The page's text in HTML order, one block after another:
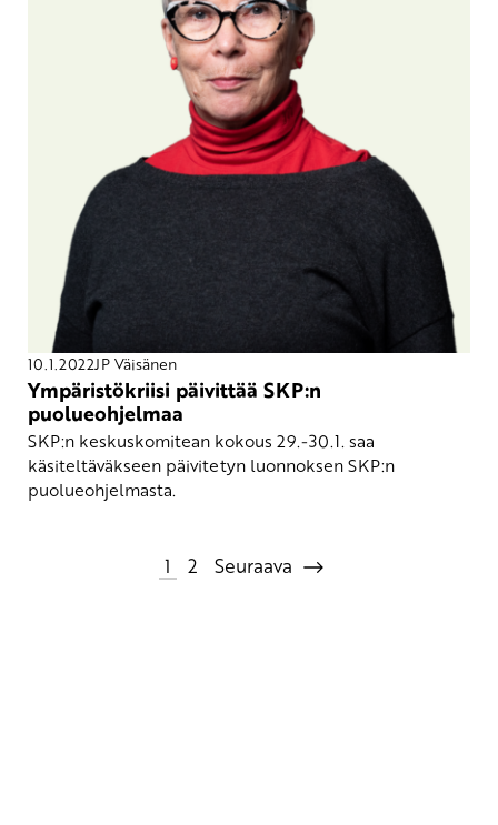
10.1.2022JP Väisänen
Ympäristökriisi päivittää SKP:n
puolueohjelmaa
SKP:n keskuskomitean kokous 29.-30.1. saa
käsiteltäväkseen päivitetyn luonnoksen SKP:n
puolueohjelmasta.
1 2 Seuraava